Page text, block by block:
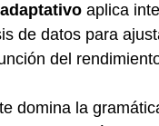
aplica
de datos para
del
domina la